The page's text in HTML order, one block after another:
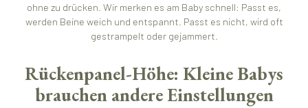
ohne zu drücken. Wir merken es am Baby schnell: Passt es,
werden Beine weich und entspannt. Passt es nicht, wird oft
gestrampelt oder gejammert.
Rückenpanel-Höhe: Kleine Babys
brauchen andere Einstellungen